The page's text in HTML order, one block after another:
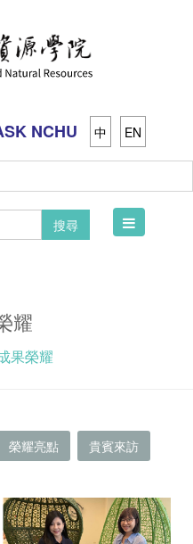
NCHU 中 EN
搜尋
Toggle
耀
果榮耀
榮耀亮點 貴賓來訪